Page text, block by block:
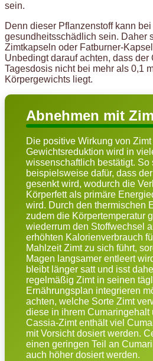
sein.
Denn dieser Pflanzenstoff kann
gesundheitsschädlich sein. Daher
Zimtkapseln oder Fatburner-
Unbedingt darauf achten, dass der
Tagesdosis nicht bei mehr als 0,1
Körpergewichts liegt.
Abnehmen mit
Die positive Wirkung von
Gewichtsreduktion wird in
wissenschaftlich bestätigt. So
beispielsweise dafür, dass
gesenkt wird, wodurch die
Körperfett als primäre
wird. Durch den thermischen
zudem die Körpertemperatur
wiederrum den Stoffwechsel
erhöhten Kalorienverbrauch
Mahlzeit Zimt zu sich führt,
Magen langsamer entleert
bleibt länger satt und isst
regelmäßig Zimt in seinen
Ernährungsplan integrieren
achten, welche Sorte Zimt
diese in ihrem Cumaringehalt
Cassia-Zimt enthält viel
mit Vorsicht dosiert werden.
einen geringen Teil an
auch höher dosiert werden.